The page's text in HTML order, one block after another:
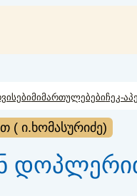
მიმართულებებიჩეკ-
( ი.ხომასურიძე)